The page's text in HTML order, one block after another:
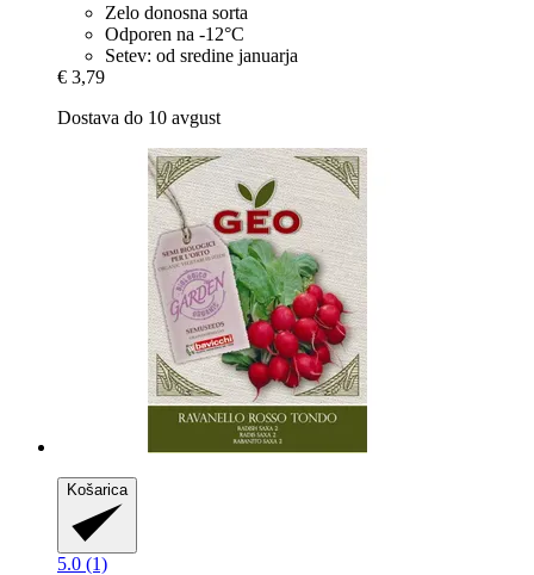
Zelo donosna sorta
Odporen na -12°C
Setev: od sredine januarja
€ 3,79
Dostava do 10 avgust
Košarica
5.0 (1)